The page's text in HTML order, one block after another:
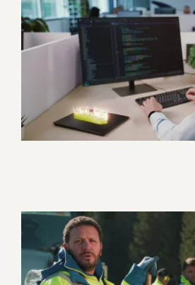
Straton
de
Corporate Motion